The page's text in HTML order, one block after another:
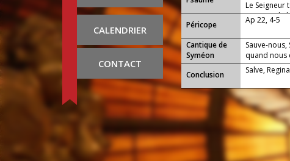
CALENDRIER
CONTACT
Le Seigneur
terreurs de
Péricope
Ap 22, 4-5
Cantique de
Syméon
Sauve-
quand nous
Conclusion
Salve,